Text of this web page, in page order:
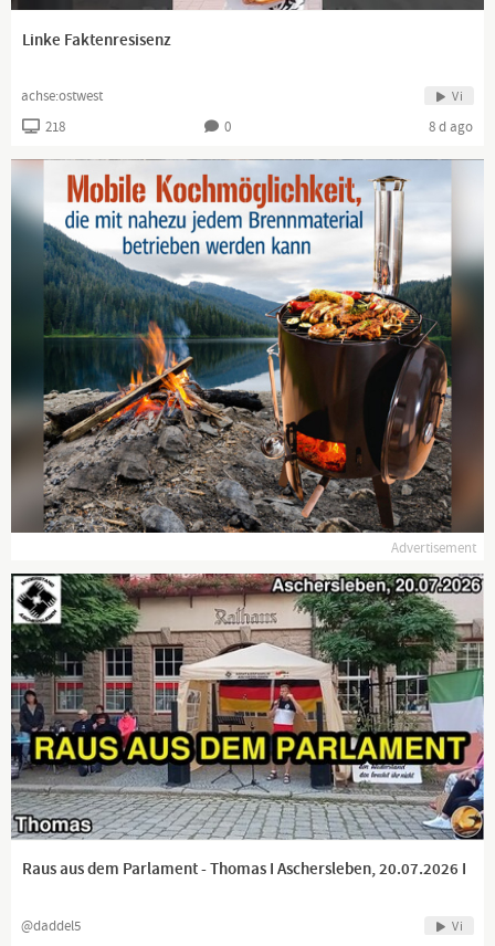
Linke Faktenresisenz
achse:ostwest Vi
218 0 8 d ago
Advertisement
Raus aus dem Parlament - Thomas I Aschersleben, 20.07.2026 I
@daddel5 Vi